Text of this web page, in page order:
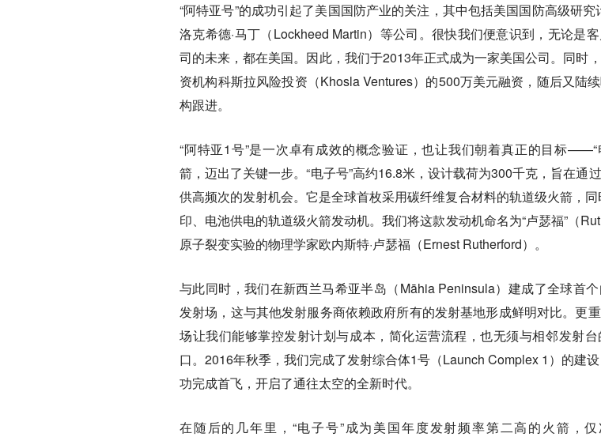
“阿特亚号”的成功引起了美国国防产业的关注，其中包括美国国防高级研
洛克希德·马丁（Lockheed Martin）等公司。很快我们便意识到，无论是
司的未来，都在美国。因此，我们于2013年正式成为一家美国公司。同时
资机构科斯拉风险投资（Khosla Ventures）的500万美元融资，随后又陆
构跟进。
“阿特亚1号”是一次卓有成效的概念验证，也让我们朝着真正的目标——“
箭，迈出了关键一步。“电子号”高约16.8米，设计载荷为300千克，旨在通
供高频次的发射机会。它是全球首枚采用碳纤维复合材料的轨道级火箭，
印、电池供电的轨道级火箭发动机。我们将这款发动机命名为“卢瑟福”（
原子裂变实验的物理学家欧内斯特·卢瑟福（Ernest Rutherford）。
与此同时，我们在新西兰马希亚半岛（Māhia Peninsula）建成了全球首
发射场，这与其他发射服务商依赖政府所有的发射基地形成鲜明对比。更
场让我们能够掌控发射计划与成本，简化运营流程，也无须与相邻发射
口。2016年秋季，我们完成了发射综合体1号（Launch Complex 1）的建设
功完成首飞，开启了通往太空的全新时代。
在随后的几年里，“电子号”成为美国年度发射频率第二高的火箭，